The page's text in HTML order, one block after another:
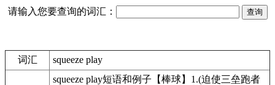
请输入您要查询的词汇：
词汇 squeeze play
squeeze play短语和例子【棒球】1.(迫使三垒跑者